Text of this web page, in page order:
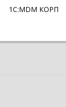
1С:MDM КОРП